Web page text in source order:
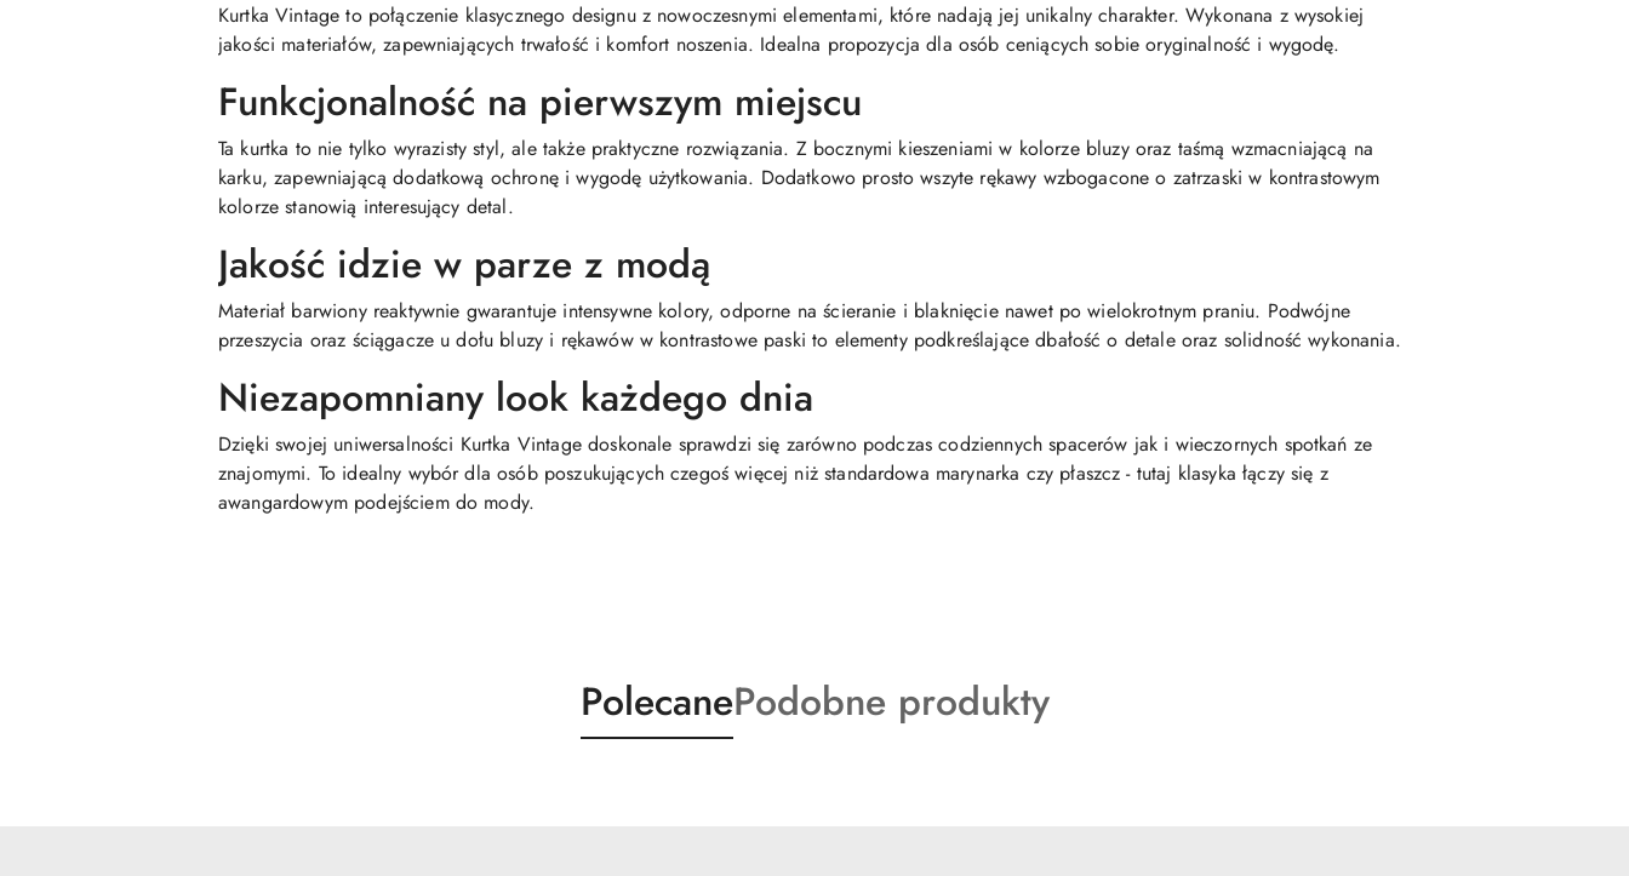
Kurtka Vintage to połączenie klasycznego designu z nowoczesnymi elementami, które nadają jej unikalny charakter. Wykonana z wysokiej
jakości materiałów, zapewniających trwałość i komfort noszenia. Idealna propozycja dla osób ceniących sobie oryginalność i wygodę.
Funkcjonalność na pierwszym miejscu
Ta kurtka to nie tylko wyrazisty styl, ale także praktyczne rozwiązania. Z bocznymi kieszeniami w kolorze bluzy oraz taśmą wzmacniającą na
karku, zapewniającą dodatkową ochronę i wygodę użytkowania. Dodatkowo prosto wszyte rękawy wzbogacone o zatrzaski w kontrastowym
kolorze stanowią interesujący detal.
Jakość idzie w parze z modą
Materiał barwiony reaktywnie gwarantuje intensywne kolory, odporne na ścieranie i blaknięcie nawet po wielokrotnym praniu. Podwójne
przeszycia oraz ściągacze u dołu bluzy i rękawów w kontrastowe paski to elementy podkreślające dbałość o detale oraz solidność wykonania.
Niezapomniany look każdego dnia
Dzięki swojej uniwersalności Kurtka Vintage doskonale sprawdzi się zarówno podczas codziennych spacerów jak i wieczornych spotkań ze
znajomymi. To idealny wybór dla osób poszukujących czegoś więcej niż standardowa marynarka czy płaszcz - tutaj klasyka łączy się z
awangardowym podejściem do mody.
Produkty
o
PolecaneProdukty
o
Podobne produkty